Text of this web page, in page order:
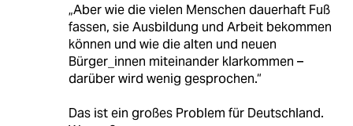
„Aber wie die vielen Menschen dauerhaft Fuß
fassen, sie Ausbildung und Arbeit bekommen
können und wie die alten und neuen
Bürger_innen miteinander klarkommen –
darüber wird wenig gesprochen.“
Das ist ein großes Problem für Deutschland.